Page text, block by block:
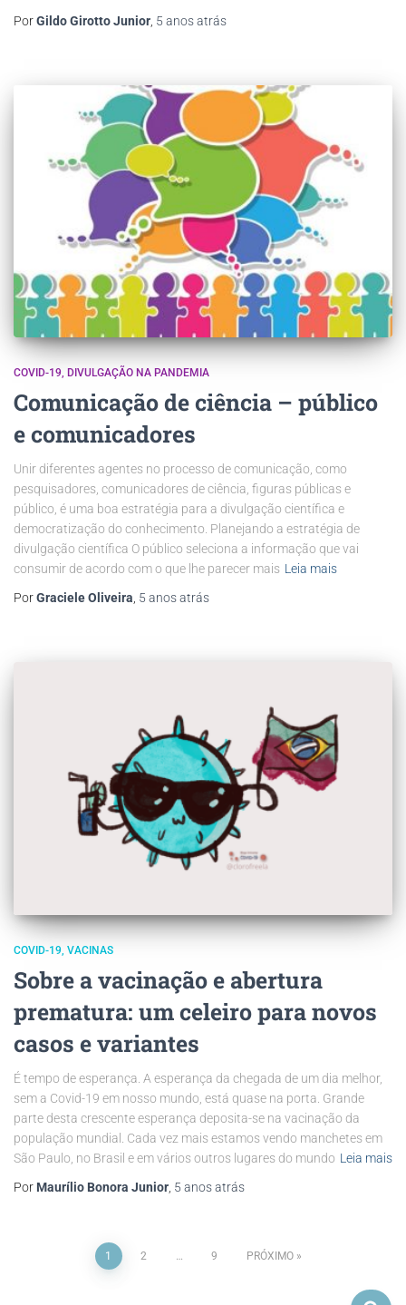
PorGildo Girotto Junior 5 anosatrás
COVID-19 DIVULGAÇÃO NA PANDEMIA
Comunicação de ciência – público
e comunicadores
Unir diferentes agentes no processo de comunicação, como
pesquisadores, comunicadores de ciência, figuras públicas e
público, é uma boa estratégia para a divulgação científica e
democratização do conhecimento. Planejando a estratégia de
divulgação científica O público seleciona a informação que vai
consumir de acordo com o que lhe parecer mais Leia mais
PorGraciele Oliveira, 5 anosatrás
COVID-19 VACINAS
Sobre a vacinação e abertura
prematura: um celeiro para novos
casos e variantes
É tempo de esperança. A esperança da chegada de um dia melhor,
sem a Covid-19 em nosso mundo, está quase na porta. Grande
parte desta crescente esperança deposita-se na vacinação da
população mundial. Cada vez mais estamos vendo manchetes em
São Paulo, no Brasil e em vários outros lugares do mundo Leia mais
Por Maurílio Bonora Junior 5 anosatrás
1 2 … 9 PRÓXIMO